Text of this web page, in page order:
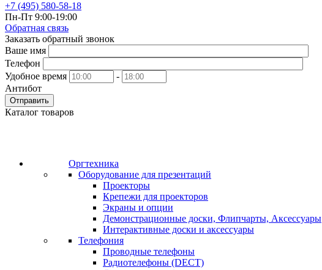
+7 (495) 580-58-18
Пн-Пт 9:00-19:00
Обратная связь
Заказать обратный звонок
Ваше имя
Телефон
Удобное время
-
Антибот
Отправить
Каталог товаров
Оргтехника
Оборудование для презентаций
Проекторы
Крепежи для проекторов
Экраны и опции
Демонстрационные доски, Флипчарты, Аксессуары
Интерактивные доски и аксессуары
Телефония
Проводные телефоны
Радиотелефоны (DECT)